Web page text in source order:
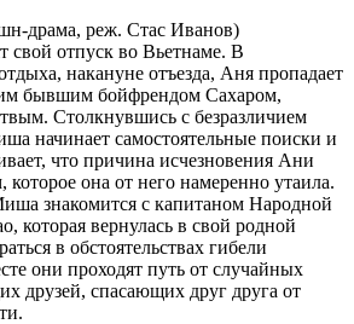
драма, реж. Стас Иванов)
отпуск во Вьетнаме. В
накануне отъезда, Аня пропадает
бывшим бойфрендом Сахаром,
Столкнувшись с безразличием
начинает самостоятельные поиски и
что причина исчезновения Ани
которое она от него намеренно утаила.
знакомится с капитаном Народной
которая вернулась в свой родной
в обстоятельствах гибели
они проходят путь от случайных
друзей, спасающих друг друга от